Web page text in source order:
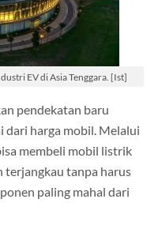
EV di Asia Tenggara. [Ist]
pendekatan baru
dari harga mobil. Melalui
membeli mobil listrik
terjangkau tanpa harus
paling mahal dari